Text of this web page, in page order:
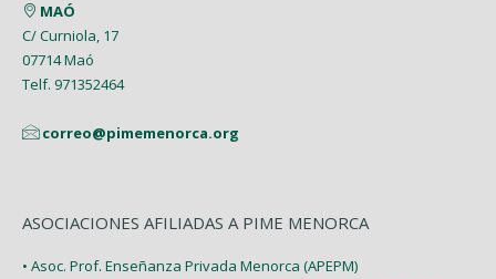
Febrero (6)
Enero (2)
MAÓ
C/ Curniola, 17
07714 Maó
Telf. 971352464
correo@pimemenorca.org
ASOCIACIONES AFILIADAS A PIME MENORCA
• Asoc. Prof. Enseñanza Privada Menorca (APEPM)